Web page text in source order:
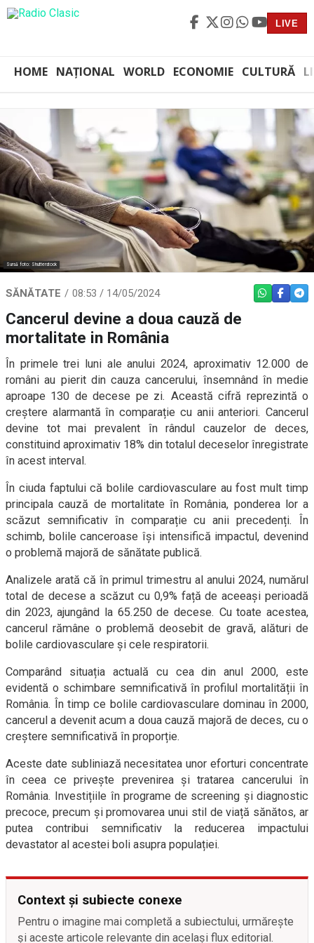
LIVE
HOME NAȚIONAL WORLD ECONOMIE CULTURĂ
Sursă foto: Shutterstock
SĂNĂTATE 08:53 / 14/05/2024 WHATSAPP
Cancerul devine a doua cauză de
mortalitate in România
În primele trei luni ale anului 2024, aproximativ 12.000 de
români au pierit din cauza cancerului, însemnând în medie
aproape 130 de decese pe zi. Această cifră reprezintă o
creștere alarmantă în comparație cu anii anteriori. Cancerul
devine tot mai prevalent în rândul cauzelor de deces,
constituind aproximativ 18% din totalul deceselor înregistrate
în acest interval.
În ciuda faptului că bolile cardiovasculare au fost mult timp
principala cauză de mortalitate în România, ponderea lor a
scăzut semnificativ în comparație cu anii precedenți. În
schimb, bolile canceroase își intensifică impactul, devenind
o problemă majoră de sănătate publică.
Analizele arată că în primul trimestru al anului 2024, numărul
total de decese a scăzut cu 0,9% față de aceeași perioadă
din 2023, ajungând la 65.250 de decese. Cu toate acestea,
cancerul rămâne o problemă deosebit de gravă, alături de
bolile cardiovasculare și cele respiratorii.
Comparând situația actuală cu cea din anul 2000, este
evidentă o schimbare semnificativă în profilul mortalității în
România. În timp ce bolile cardiovasculare dominau în 2000,
cancerul a devenit acum a doua cauză majoră de deces, cu o
creștere semnificativă în proporție.
Aceste date subliniază necesitatea unor eforturi concentrate
în ceea ce privește prevenirea și tratarea cancerului în
România. Investițiile în programe de screening și diagnostic
precoce, precum și promovarea unui stil de viață sănătos, ar
putea contribui semnificativ la reducerea impactului
devastator al acestei boli asupra populației.
Context și subiecte conexe
Pentru o imagine mai completă a subiectului, urmărește
și aceste articole relevante din același flux editorial.